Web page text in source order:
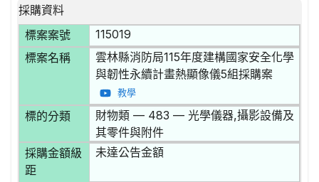
採購資料
標案案號
115019
標案名稱
雲林縣消防局115年度建構國家安全化學
與韌性永續計畫熱顯像儀5組採購案
教學
標的分類
財物類 — 483 — 光學儀器,攝影設備及
其零件與附件
採購金額級
距
未達公告金額